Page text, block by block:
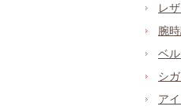
レ
腕
ベ
シ
ア